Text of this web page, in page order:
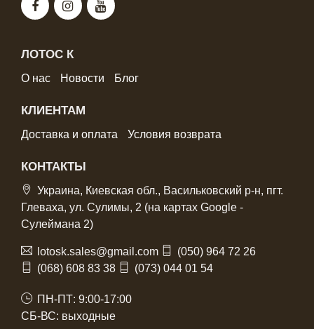
ЛОТОС К
О нас Новости Блог
КЛИЕНТАМ
Доставка и оплата Условия возврата
КОНТАКТЫ
Украина, Киевская обл., Васильковский р-н, пгт.
Глеваха, ул. Сулимы, 2 (на картах Google -
Сулеймана 2)
lotosk.sales@gmail.com
(050) 964 72 26
(068) 608 83 38
(073) 044 01 54
ПН-ПТ: 9:00-17:00
СБ-ВС: выходные